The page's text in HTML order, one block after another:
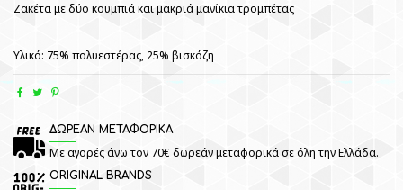
Ζακέτα με δύο κουμπιά και μακριά μανίκια τρομπέτας
Υλικό: 75% πολυεστέρας, 25% βισκόζη
ΔΩΡΕΑΝ ΜΕΤΑΦΟΡΙΚΑ
Με αγορές άνω τον 70€ δωρεάν μεταφορικά σε όλη την Ελλάδα.
ORIGINAL BRANDS